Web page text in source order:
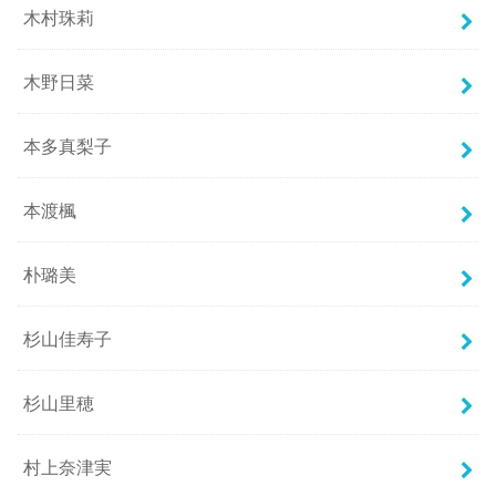
木村珠莉
木野日菜
本多真梨子
本渡楓
朴璐美
杉山佳寿子
杉山里穂
村上奈津実